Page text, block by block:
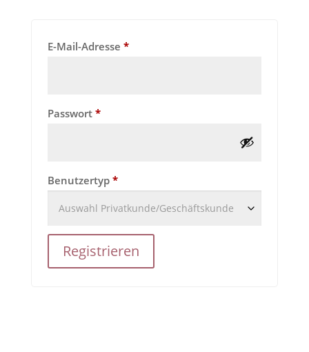
E-Mail-Adresse *Erforderlich
Passwort *Erforderlich
Benutzertyp *
Registrieren